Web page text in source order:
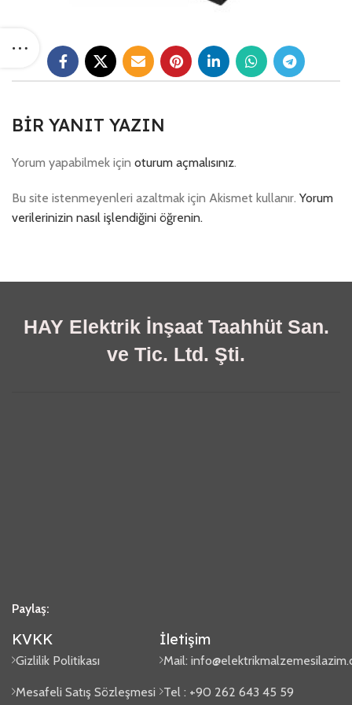
BIR YANIT YAZIN
Yorum yapabilmek için oturum açmalısınız.
Bu site istenmeyenleri azaltmak için Akismet kullanır. Yorum
verilerinizin nasıl işlendiğini öğrenin.
HAY Elektrik İnşaat Taahhüt San.
ve Tic. Ltd. Şti.
Paylaş:
KVKK
Gizlilik Politikası
Mesafeli Satış Sözleşmesi
İletişim
Mail:
Tel : +90 262 643 45 59